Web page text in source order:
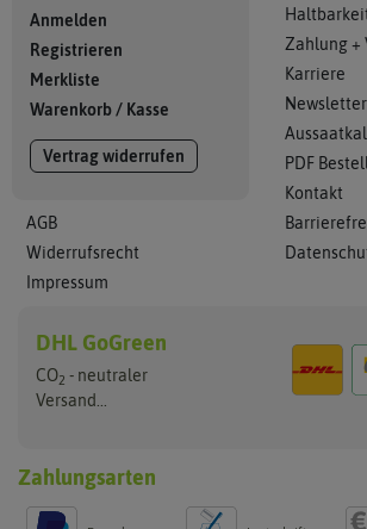
Anmelden
Registrieren
Merkliste
Warenkorb/ Kasse
Vertrag widerrufen
AGB
Widerrufsrecht
Impressum
Zahlung +
Karriere
Newsletter
PDF
Kontakt
DHL GoGreen
CO2 - neutraler
Versand...
Zahlungsarten